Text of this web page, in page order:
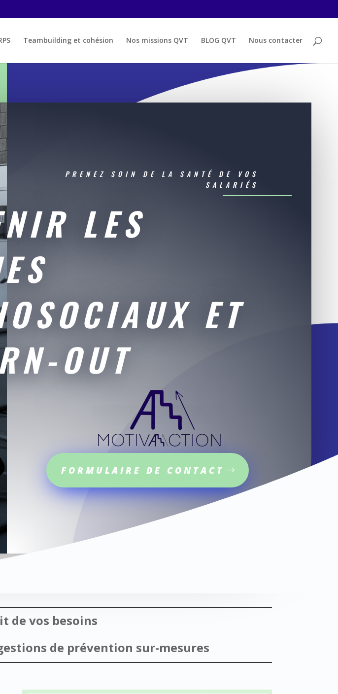
Teambuilding et cohésion Nos missions QVT BLOG QVT Nous contacter
PRENEZ SOIN DE LA SANTÉ DE VOS
SALARIÉS
LES
ET
OUT
FORMULAIRE DE CONTACT
de vos besoins
de prévention sur-mesures